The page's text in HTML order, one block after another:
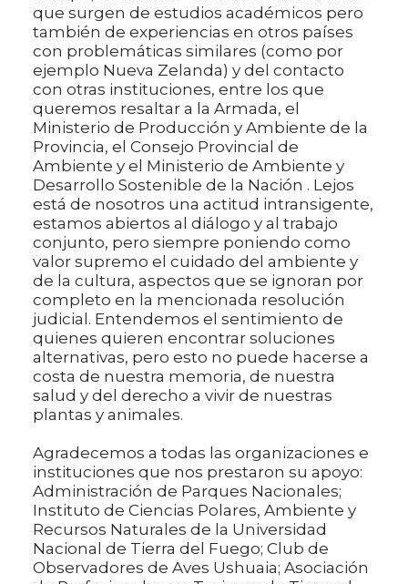
que surgen de estudios académicos pero
también de experiencias en otros países
con problemáticas similares (como por
ejemplo Nueva Zelanda) y del contacto
con otras instituciones, entre los que
queremos resaltar a la Armada, el
Ministerio de Producción y Ambiente de la
Provincia, el Consejo Provincial de
Ambiente y el Ministerio de Ambiente y
Desarrollo Sostenible de la Nación . Lejos
está de nosotros una actitud intransigente,
estamos abiertos al diálogo y al trabajo
conjunto, pero siempre poniendo como
valor supremo el cuidado del ambiente y
de la cultura, aspectos que se ignoran por
completo en la mencionada resolución
judicial. Entendemos el sentimiento de
quienes quieren encontrar soluciones
alternativas, pero esto no puede hacerse a
costa de nuestra memoria, de nuestra
salud y del derecho a vivir de nuestras
plantas y animales.
Agradecemos a todas las organizaciones e
instituciones que nos prestaron su apoyo:
Administración de Parques Nacionales;
Instituto de Ciencias Polares, Ambiente y
Recursos Naturales de la Universidad
Nacional de Tierra del Fuego; Club de
Observadores de Aves Ushuaia; Asociación